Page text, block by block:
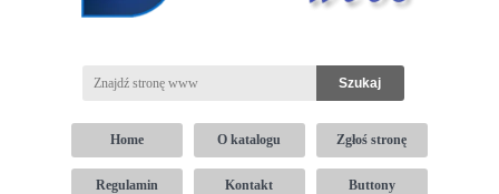
Home O katalogu Zgłoś stronę
Regulamin Kontakt Buttony